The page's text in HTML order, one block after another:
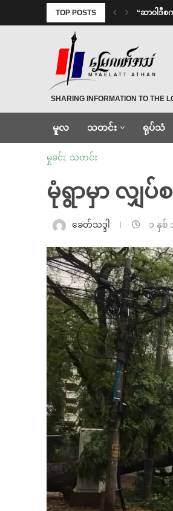
TOP POSTS “ဆာဝါဒီစ
MYAELATT ATHAN
SHARING INFORMATION TO THE
မူလ သတင်း ရုပ်သံ
မှုခင်း, သတင်း
မုံရွာမှာ လျှ
ခေတ်သဒ္ဒါ ၁ နှစ်